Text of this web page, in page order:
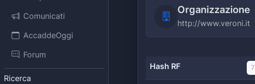
Comunicati
AccaddeOggi
Forum
Ricerca
Organizzazione
http://www.veroni.it
Hash RF